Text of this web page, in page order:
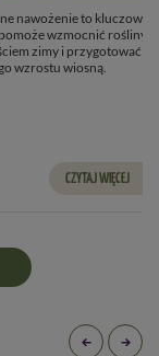
nawożenie to kluczowy
wzmocnić rośliny przed
zimy i przygotować je
bujnego wzrostu wiosną.
CZYTAJ WIĘCEJ